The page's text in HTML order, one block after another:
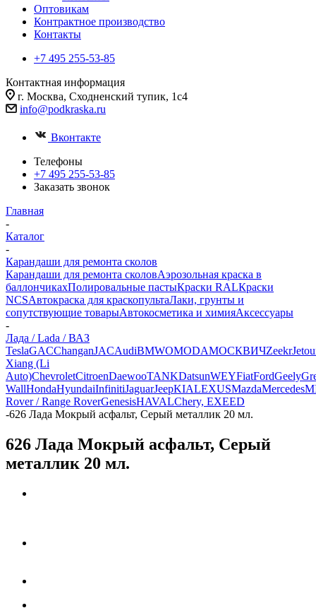
Оптовикам
Контрактное производство
Контакты
+7 495 255-53-85
Контактная информация
г. Москва, Сходненский тупик, 1с4
info@podkraska.ru
Вконтакте
Телефоны
+7 495 255-53-85
Заказать звонок
Главная
-
Каталог
-
Карандаши для ремонта сколов
Карандаши для ремонта сколовАэрозольная краска в
баллончикахПолировальные пастыКраски RALКраски
NCSАвтокраска для краскопультаЛаки, грунты и
сопутствующие товарыАвтокосметика и химияАксессуары
-
Лада / Lada / ВАЗ
TeslaGACChanganJACAudiBMWOMODAМОСКВИЧZeekr
Xiang (Li
Auto)ChevroletCitroenDaewooTANKDatsunWEYFiatFordGeely
WallHondaHyundaiInfinitiJaguarJeepKIALEXUSMazdaMercedes
Rover / Range RoverGenesisHAVALChery, EXEED
-626 Лада Мокрый асфальт, Серый металлик 20 мл.
626 Лада Мокрый асфальт, Серый
металлик 20 мл.